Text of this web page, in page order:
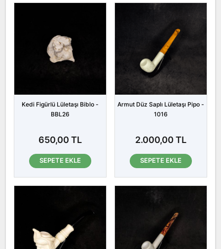
Kedi Figürlü Lületaşı Biblo -
BBL26
650,00 TL
SEPETE EKLE
Armut Düz Saplı Lületaşı Pipo -
1016
2.000,00 TL
SEPETE EKLE